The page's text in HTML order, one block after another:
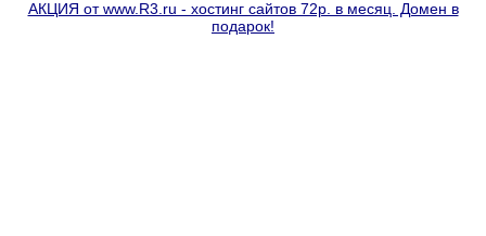
АКЦИЯ от www.R3.ru - хостинг сайтов 72р. в месяц. Домен в
подарок!